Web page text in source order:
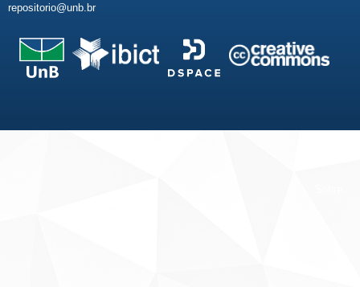
repositorio@unb.br